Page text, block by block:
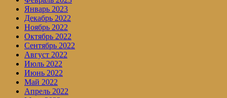
Январь 2023
Декабрь 2022
Ноябрь 2022
Октябрь 2022
Сентябрь 2022
Август 2022
Июль 2022
Июнь 2022
Май 2022
Апрель 2022